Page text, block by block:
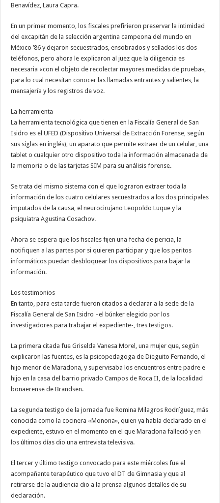
Benavídez, Laura Capra.
En un primer momento, los fiscales prefirieron preservar la intimidad
del excapitán de la selección argentina campeona del mundo en
México ’86 y dejaron secuestrados, ensobrados y sellados los dos
teléfonos, pero ahora le explicaron al juez que la diligencia es
necesaria «con el objeto de recolectar mayores medidas de prueba»,
para lo cual necesitan conocer las llamadas entrantes y salientes, la
mensajería y los registros de voz.
La herramienta
La herramienta tecnológica que tienen en la Fiscalía General de San
Isidro es el UFED (Dispositivo Universal de Extracción Forense, según
sus siglas en inglés), un aparato que permite extraer de un celular, una
tablet o cualquier otro dispositivo toda la información almacenada de
la memoria o de las tarjetas SIM para su análisis forense.
Se trata del mismo sistema con el que lograron extraer toda la
información de los cuatro celulares secuestrados a los dos principales
imputados de la causa, el neurocirujano Leopoldo Luque y la
psiquiatra Agustina Cosachov.
Ahora se espera que los fiscales fijen una fecha de pericia, la
notifiquen a las partes por si quieren participar y que los peritos
informáticos puedan desbloquear los dispositivos para bajar la
información.
Los testimonios
En tanto, para esta tarde fueron citados a declarar a la sede de la
Fiscalía General de San Isidro –el búnker elegido por los
investigadores para trabajar el expediente-, tres testigos.
La primera citada fue Griselda Vanesa Morel, una mujer que, según
explicaron las fuentes, es la psicopedagoga de Dieguito Fernando, el
hijo menor de Maradona, y supervisaba los encuentros entre padre e
hijo en la casa del barrio privado Campos de Roca II, de la localidad
bonaerense de Brandsen.
La segunda testigo de la jornada fue Romina Milagros Rodríguez, más
conocida como la cocinera «Monona», quien ya había declarado en el
expediente, estuvo en el momento en el que Maradona falleció y en
los últimos días dio una entrevista televisiva.
El tercer y último testigo convocado para este miércoles fue el
acompañante terapéutico que tuvo el DT de Gimnasia y que al
retirarse de la audiencia dio a la prensa algunos detalles de su
declaración.